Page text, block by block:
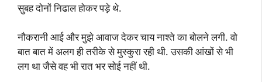
सुबह दोनों निढाल होकर पड़े थे.
नौकरानी आई और मुझे आवाज देकर चाय नाश्ते का बोलने लगी. वो
बात बात में अलग ही तरीके से मुस्कुरा रही थी. उसकी आंखों से भी
लग था जैसे वह भी रात भर सोई नहीं थी.